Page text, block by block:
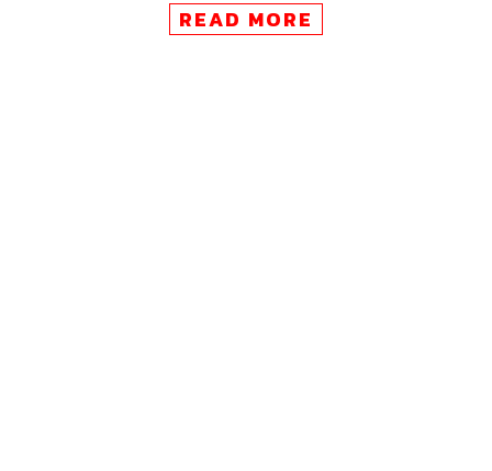
อีกทั้งยังมีข้อมูลบางอย่างที่อาจทำให้ผู้บริโภคมองข้ามข้อ
READ MORE